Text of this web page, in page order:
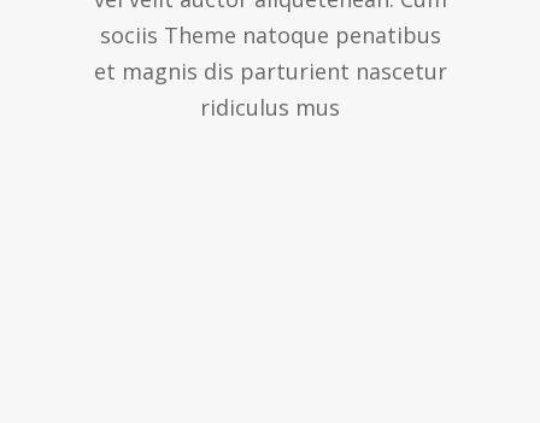
sociis Theme natoque penatibus
et magnis dis parturient nascetur
ridiculus mus